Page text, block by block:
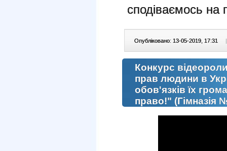
сподіваємось на
Опубліковано: 13-05-2019, 17:31 |
Конкурс
прав людини в
обов'язків їх
право!" (Гімназія